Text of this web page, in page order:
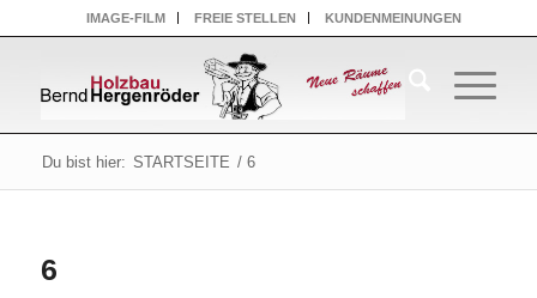
IMAGE-FILM FREIE STELLEN KUNDENMEINUNGEN
Du bist hier: STARTSEITE / 6
6